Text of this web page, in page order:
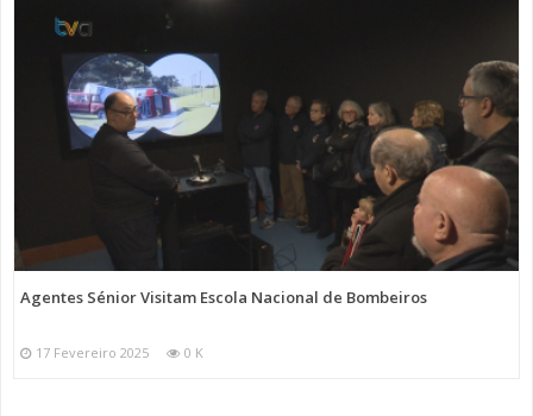
Agentes Sénior Visitam Escola Nacional de Bombeiros
17 Fevereiro 2025 0 K